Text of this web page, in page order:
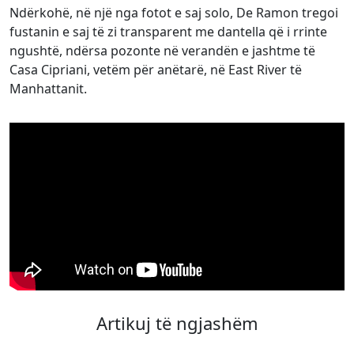
Ndërkohë, në një nga fotot e saj solo, De Ramon tregoi
fustanin e saj të zi transparent me dantella që i rrinte
ngushtë, ndërsa pozonte në verandën e jashtme të
Casa Cipriani, vetëm për anëtarë, në East River të
Manhattanit.
Artikuj të ngjashëm